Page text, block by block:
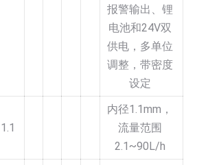
报警输出、锂
电池和24V双
供电，多单位
调整，带密度
设定
1.1
内径1.1mm，
流量范围
2.1~90L/h